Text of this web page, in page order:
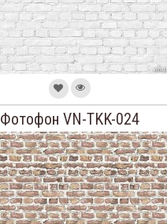
Фотофон VN-TKK-024